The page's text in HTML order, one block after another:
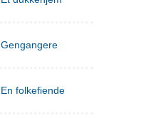
Gengangere
En folkefiende